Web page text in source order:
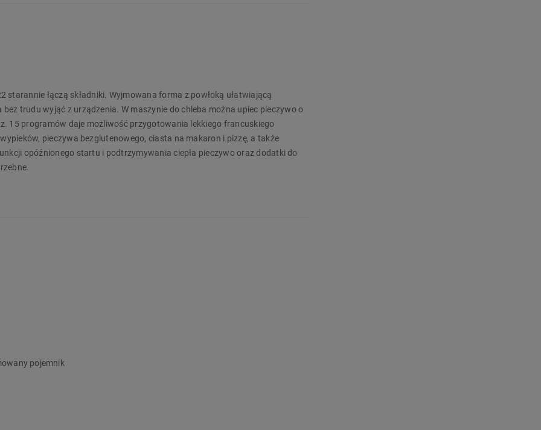
starannie łączą składniki. Wyjmowana forma z powłoką ułatwiającą
trudu wyjąć z urządzenia. W maszynie do chleba można upiec pieczywo o
15 programów daje możliwość przygotowania lekkiego francuskiego
pieczywa bezglutenowego, ciasta na makaron i pizzę, a także
opóźnionego startu i podtrzymywania ciepła pieczywo oraz dodatki do
LCD i intuicyjny panel sterowania, sprawiają, że obsługa maszyny
1,5 kg
jogurtu i przygotowania dżemu
pojemnik